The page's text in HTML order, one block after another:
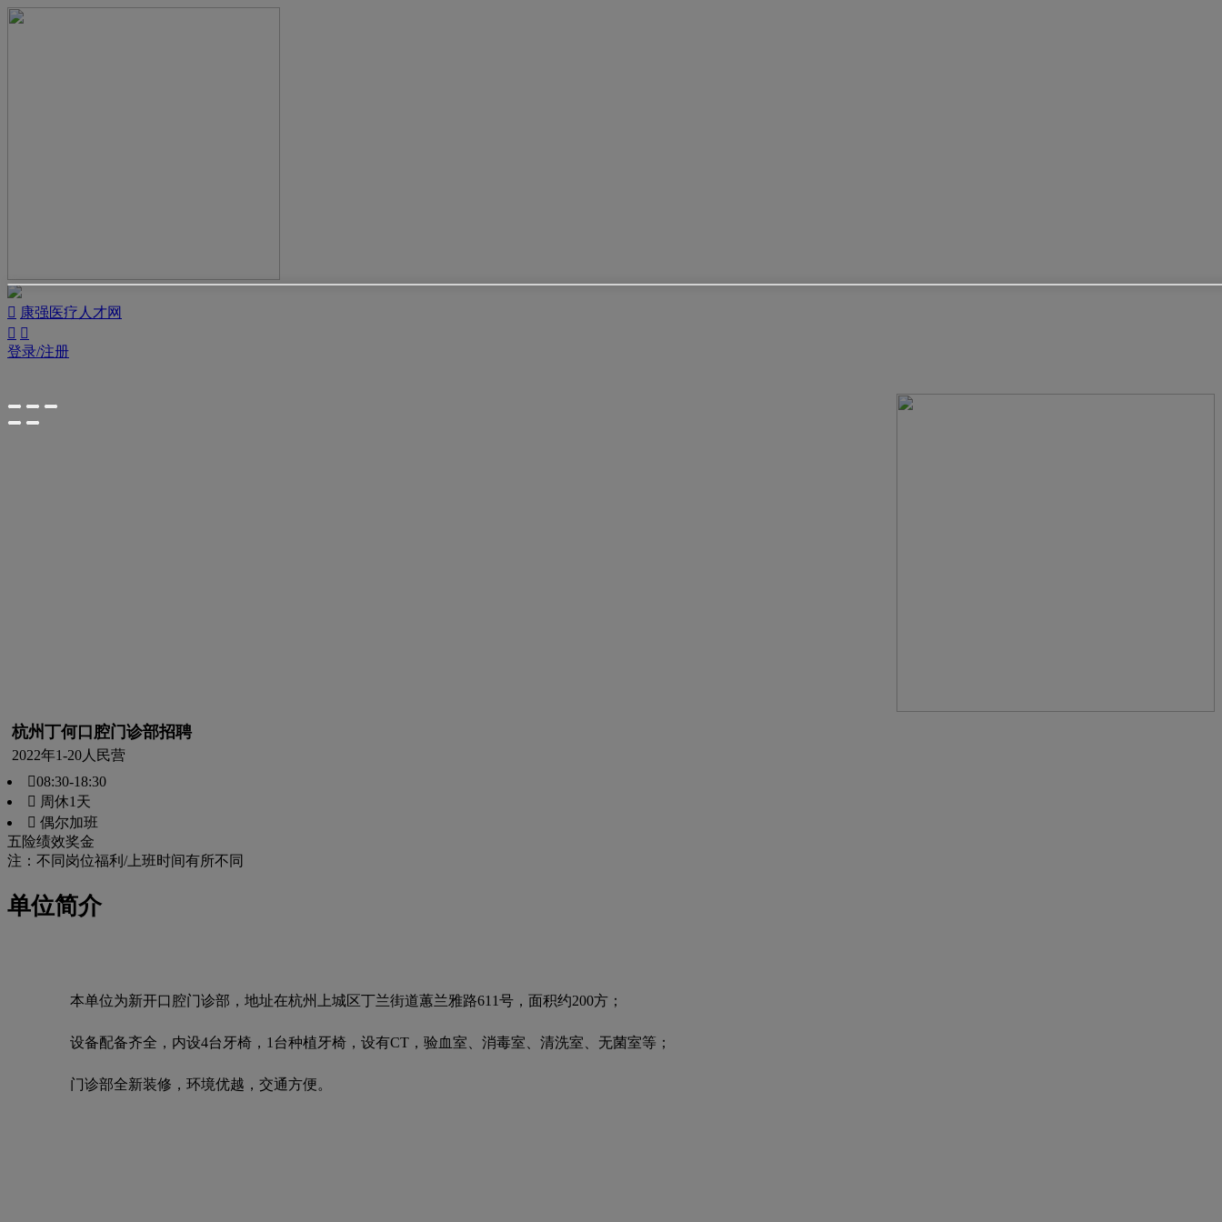
 康强医疗人才网
 
登录/注册
杭州丁何口腔门诊部招聘
2022年1-20人 民营
08:30-18:30
 周休1天
 偶尔加班
五险绩效奖金
注：不同岗位福利/上班时间有所不同
单位简介
本单位为新开口腔门诊部，地址在杭州上城区丁兰街道蕙兰雅路611号，面积约200方；
设备配备齐全，内设4台牙椅，1台种植牙椅，设有CT，验血室、消毒室、清洗室、无菌室等；
门诊部全新装修，环境优越，交通方便。